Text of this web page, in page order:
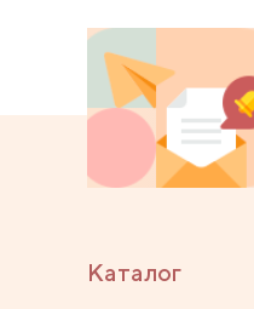
Каталог